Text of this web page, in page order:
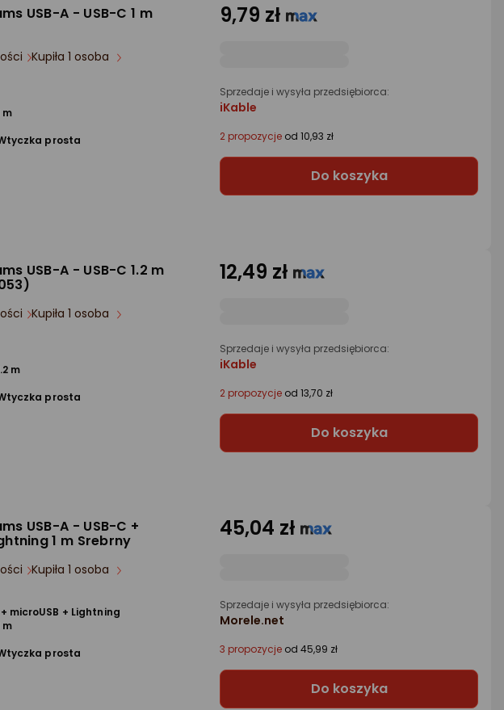
USB-A - USB-C 1 m
Kupiła 1 osoba
m
prosta
9,79 zł
Sprzedaje i wysyła przedsiębiorca:
iKable
2 propozycje od 10,93 zł
Do koszyka
USB-A - USB-C 1.2 m
Kupiła 1 osoba
m
prosta
12,49 zł
Sprzedaje i wysyła przedsiębiorca:
iKable
2 propozycje od 13,70 zł
Do koszyka
USB-A - USB-C +
1 m Srebrny
Kupiła 1 osoba
microUSB + Lightning
m
prosta
45,04 zł
Sprzedaje i wysyła przedsiębiorca:
Morele.net
3 propozycje od 45,99 zł
Do koszyka